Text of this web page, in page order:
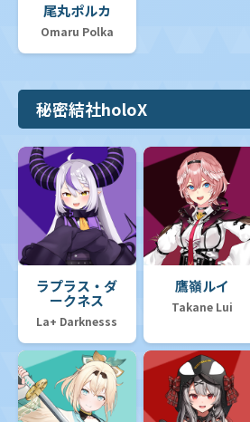
尾丸ポルカ
Omaru Polka
秘密結社holoX
ラプラス・ダ
ークネス
La+ Darknesss
鷹嶺ルイ
Takane Lui